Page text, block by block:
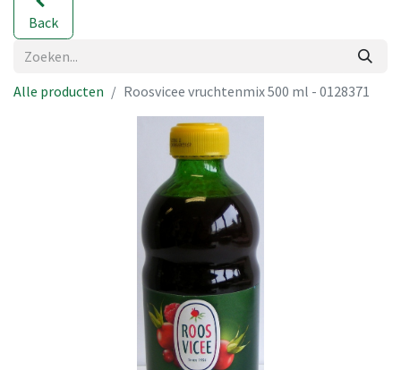
Back
Alle producten Roosvicee vruchtenmix 500 ml - 0128371